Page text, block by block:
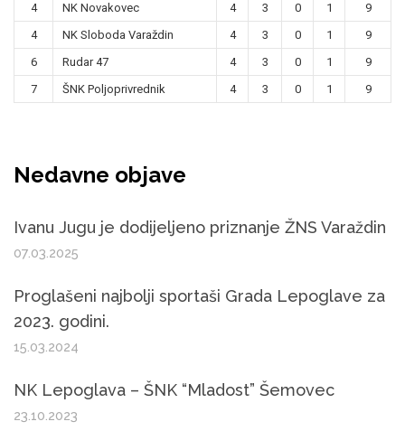
4
NK Novakovec 4 3 0 1
9
4
NK Sloboda Varaždin 4 3 0 1
9
6
Rudar 47 4 3 0 1
9
7
ŠNK Poljoprivrednik 4 3 0 1 9
Nedavne objave
Ivanu Jugu je dodijeljeno priznanje ŽNS Varaždin
07.03.2025
Proglašeni najbolji sportaši Grada Lepoglave za
2023. godini.
15.03.2024
NK Lepoglava – ŠNK “Mladost” Šemovec
23.10.2023